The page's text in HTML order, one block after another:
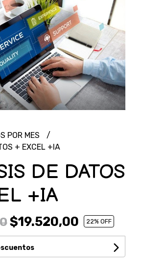
POR MES
+ EXCEL +IA
DE DATOS
+IA
$19.520,00 22% OFF